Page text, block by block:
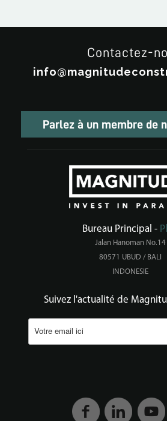
Contactez-
Parlez à un membre de
Bureau Principal -
Jalan Hanoman No.14
80571 UBUD / BALI
INDONESIE
Suivez l'actualité de